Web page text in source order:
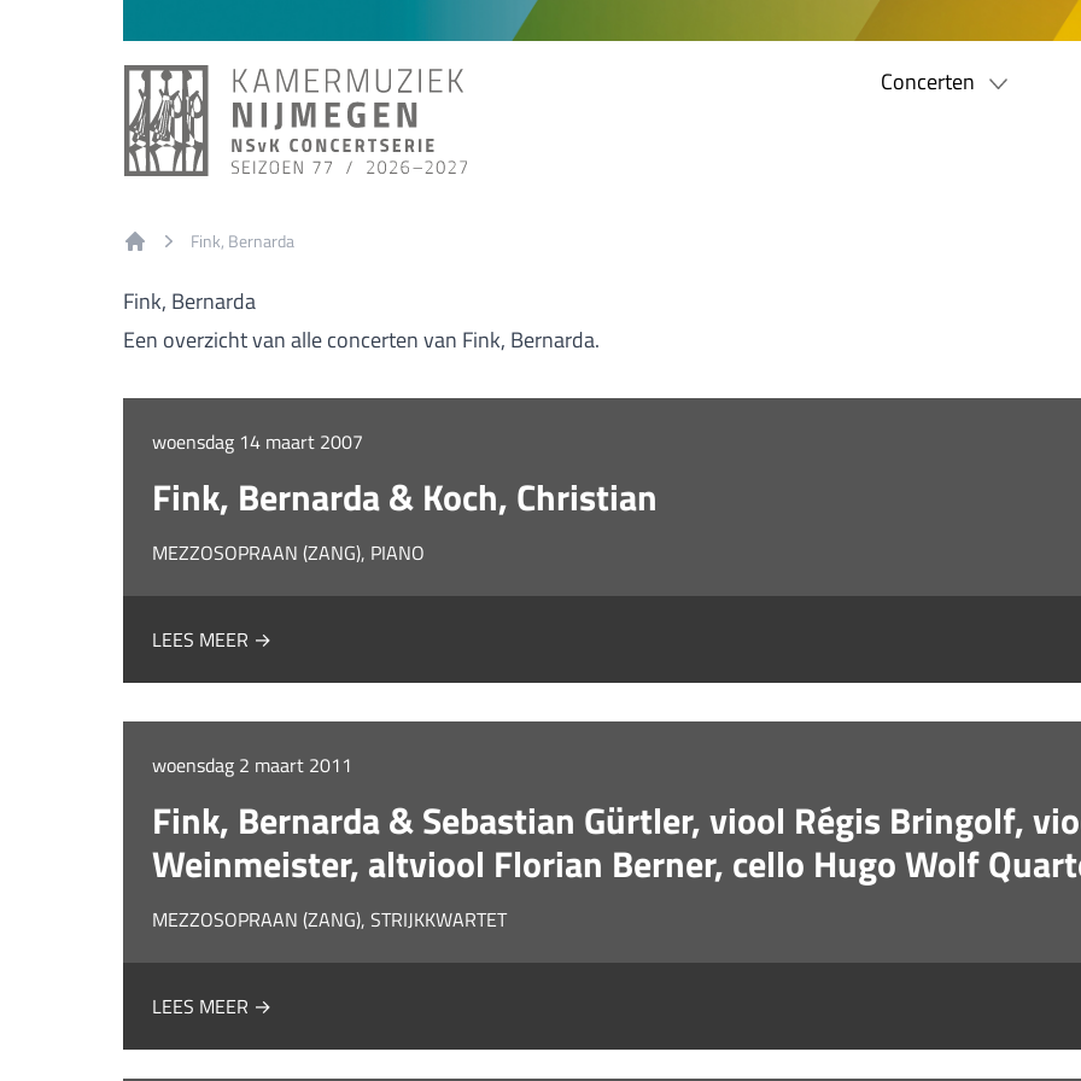
Concerten
Fink, Bernarda
Fink, Bernarda
Een overzicht van alle concerten van Fink, Bernarda.
woensdag 14 maart 2007
Fink, Bernarda & Koch, Christian
MEZZOSOPRAAN (ZANG), PIANO
LEES MEER →
woensdag 2 maart 2011
Fink, Bernarda & Sebastian Gürtler, viool Régis Bringolf,
Weinmeister, altviool Florian Berner, cello Hugo Wolf
MEZZOSOPRAAN (ZANG), STRIJKKWARTET
LEES MEER →